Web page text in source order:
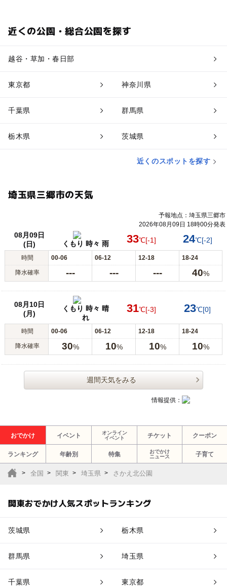
近くの公園・総合公園を探す
越谷・草加・春日部
東京都 神奈川県
千葉県 群馬県
栃木県 茨城県
近くのスポットを探す
埼玉県三郷市の天気
予報地点：埼玉県三郷市
2026年08月09日 18時00分発表
08月09日
(日)
くもり 時々 雨 33℃[-1] 24℃[-2]
時間 00-06 06-12 12-18 18-24
降水確率 --- --- --- 40%
08月10日
(月)
くもり 時々 晴
れ
31℃[-3] 23℃[0]
時間 00-06 06-12 12-18 18-24
降水確率 30% 10% 10% 10%
週間天気をみる
情報提供：
おでかけ イベント
オンライン
イベント
チケット クーポン
ランキング 年齢別 特集
おでかけ
ニュース
子育て
全国 関東 埼玉県 さかえ北公園
関東おでかけ人気スポットランキング
茨城県 栃木県
群馬県 埼玉県
千葉県 東京都